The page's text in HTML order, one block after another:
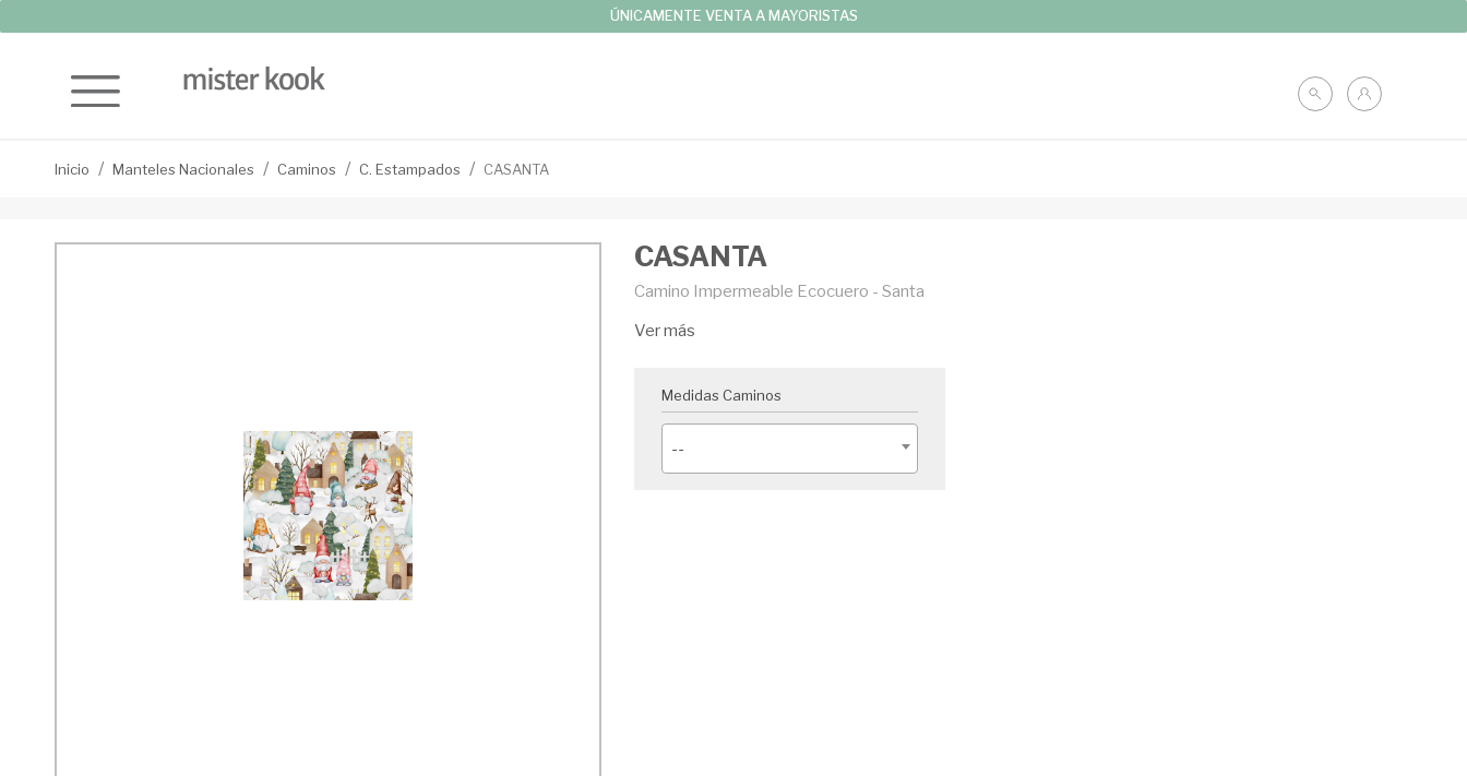
ÚNICAMENTE VENTA A MAYORISTAS
Inicio Manteles Nacionales Caminos C. Estampados CASANTA
CASANTA
Camino Impermeable Ecocuero - Santa
Ver más
Medidas Caminos
--